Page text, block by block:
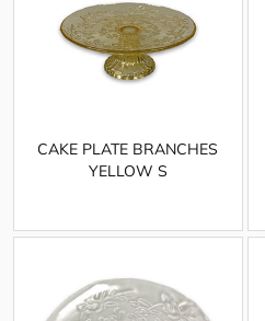
CAKE PLATE BRANCHES
YELLOW S